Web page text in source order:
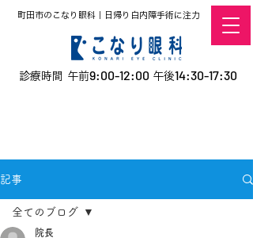
町田市のこなり眼科｜日帰り白内障手術に注力
診療時間 午前9:00-12:00 午後14:30-17:30
記事
全てのブログ
院長